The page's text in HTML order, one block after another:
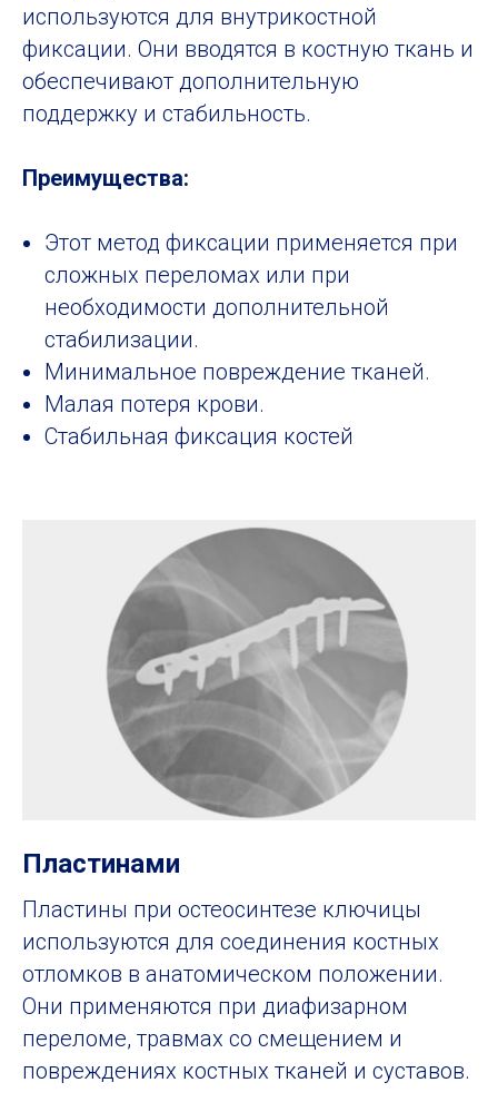
используются для внутрикостной
фиксации. Они вводятся в костную ткань и
обеспечивают дополнительную
поддержку и стабильность.
Преимущества:
Этот метод фиксации применяется при
сложных переломах или при
необходимости дополнительной
стабилизации.
Минимальное повреждение тканей.
Малая потеря крови.
Стабильная фиксация костей
Пластинами
Пластины при остеосинтезе ключицы
используются для соединения костных
отломков в анатомическом положении.
Они применяются при диафизарном
переломе, травмах со смещением и
повреждениях костных тканей и суставов.
операции вы можете по телефону
или оставив заявку.
+7 (495) 108 06 35
ПОЛУЧИТЬ КОНСУЛЬТАЦИЮ